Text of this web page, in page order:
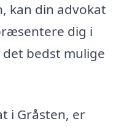
kan din advokat
dig i
bedst mulige
i Gråsten, er